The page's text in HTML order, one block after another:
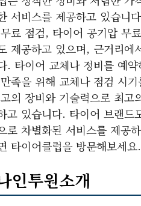
서비스를 제공하고 있습
료 점검, 타이어 공기압 무
제공하고 있으며, 근거리
. 타이어 교체나 정비를 예
족을 위해 교체나 점검 시
의 장비와 기술력으로 최
고 있습니다. 타이어 브랜
로 차별화된 서비스를 제공
타이어클럽을 방문해보세요.
인투원소개